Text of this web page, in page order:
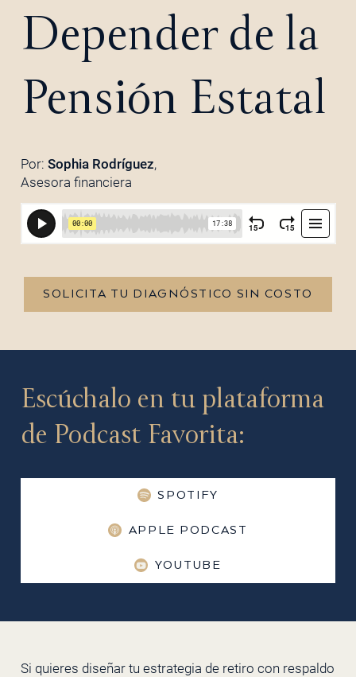
Depender de la
Pensión Estatal
Por: Sophia Rodríguez,
Asesora financiera
SOLICITA TU DIAGNÓSTICO SIN COSTO
Escúchalo en tu plataforma
de Podcast Favorita:
SPOTIFY
APPLE PODCAST
YOUTUBE
Si quieres diseñar tu estrategia de retiro con respaldo